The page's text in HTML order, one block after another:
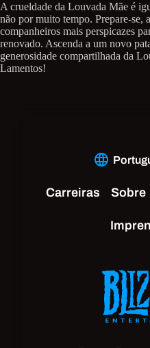
A crueldade da Louvada Mãe é
não por muito tempo. Prepare-se,
companheiros mais perspicazes
renovado. Ascenda a um novo
generosidade compartilhada da
Lamentos!